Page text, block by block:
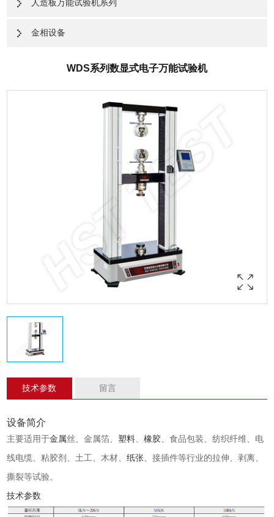
人造板万能试验机系列
金相设备
WDS系列数显式电子万能试验机
技术参数 留言
设备简介
主要适用于金属丝、金属箔、 塑料、橡胶、食品包装、纺织纤维、电
线电缆、粘胶剂、土工、木材、纸张、接插件等行业的拉伸、剥离、
撕裂等试验。
技术参数